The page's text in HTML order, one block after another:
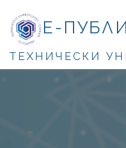
Е-
ТЕХНИЧЕСКИ